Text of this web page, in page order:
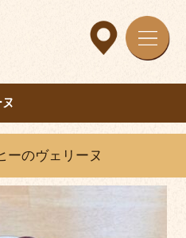
ーのヴェリーヌ